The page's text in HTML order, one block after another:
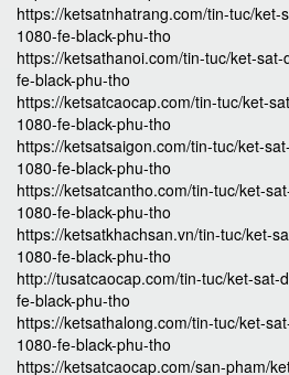
https://ketsatnhatrang.com/tin-tuc/
1080-fe-black-phu-tho
https://ketsathanoi.com/tin-tuc/ket-
fe-black-phu-tho
https://ketsatcaocap.com/tin-tuc/ket-
1080-fe-black-phu-tho
https://ketsatsaigon.com/tin-tuc/ket-
1080-fe-black-phu-tho
https://ketsatcantho.com/tin-tuc/ket-
1080-fe-black-phu-tho
https://ketsatkhachsan.vn/tin-tuc/ket-
1080-fe-black-phu-tho
http://tusatcaocap.com/tin-tuc/ket-sat-
fe-black-phu-tho
https://ketsathalong.com/tin-tuc/ket-
1080-fe-black-phu-tho
https://ketsatcaocap.com/san-pham/